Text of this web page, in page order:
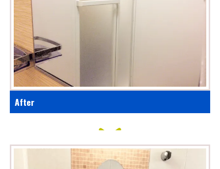
After